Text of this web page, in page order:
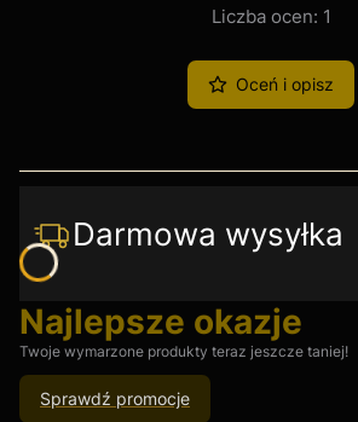
Liczba ocen: 1
Oceń i opisz
Darmowa wysyłka
Najlepsze okazje
Twoje wymarzone produkty teraz jeszcze taniej!
Sprawdź promocje